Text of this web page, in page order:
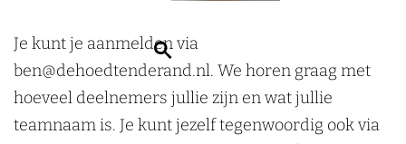
Z
o
e
k
no
n
Je kunt je aanmelden via
ben@dehoedtenderand.nl. We horen graag met
hoeveel deelnemers jullie zijn en wat jullie
teamnaam is. Je kunt jezelf tegenwoordig ook via